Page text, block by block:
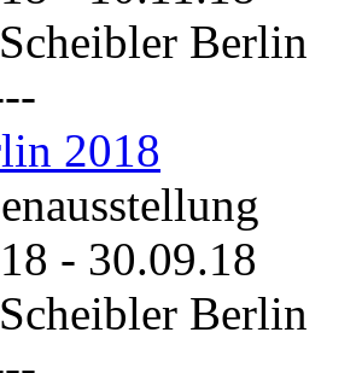
Berlin
2018
- 30.09.18
Berlin